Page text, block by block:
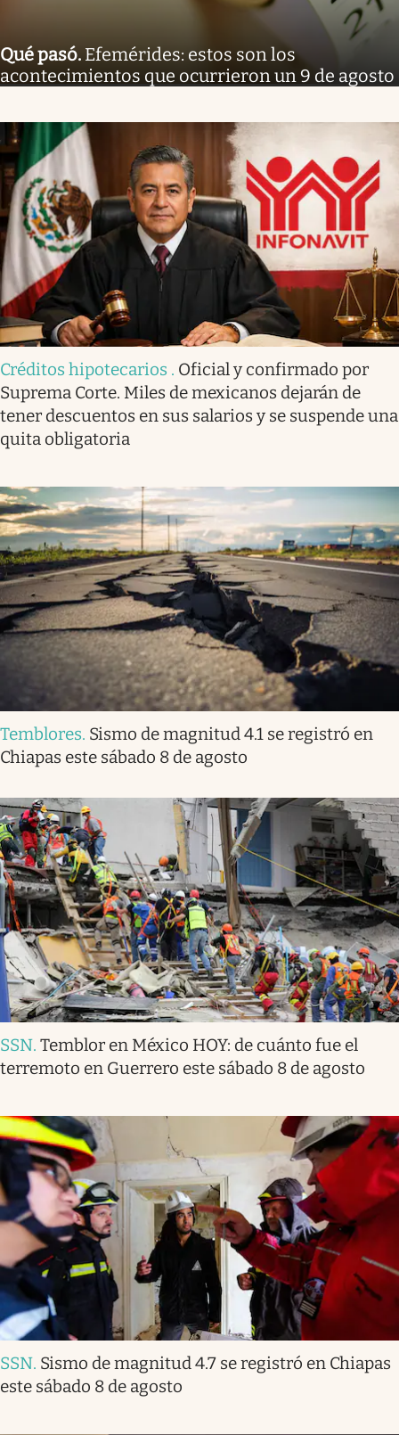
Qué pasó. Efemérides: estos son los
acontecimientos que ocurrieron un 9 de agosto
Créditos hipotecarios . Oficial y confirmado por
Suprema Corte. Miles de mexicanos dejarán de
tener descuentos en sus salarios y se suspende una
quita obligatoria
Temblores. Sismo de magnitud 4.1 se registró en
Chiapas este sábado 8 de agosto
SSN. Temblor en México HOY: de cuánto fue el
terremoto en Guerrero este sábado 8 de agosto
SSN. Sismo de magnitud 4.7 se registró en Chiapas
este sábado 8 de agosto